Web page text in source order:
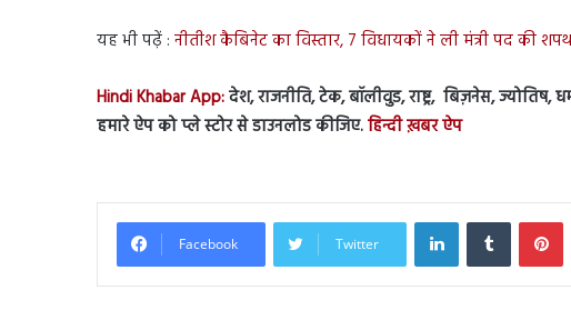
यह भी पढ़ें : नीतीश कैबिनेट का विस्तार, 7 विधायकों ने ली मंत्री पद की शपथ
Hindi Khabar App:देश, राजनीति, टेक, बॉलीवुड, राष्ट्र, बिज़नेस,
हमारे ऐप को प्ले स्टोर से डाउनलोड कीजिए.हिन्दी ख़बर ऐप
Facebook Twitter
LinkedInTumblr